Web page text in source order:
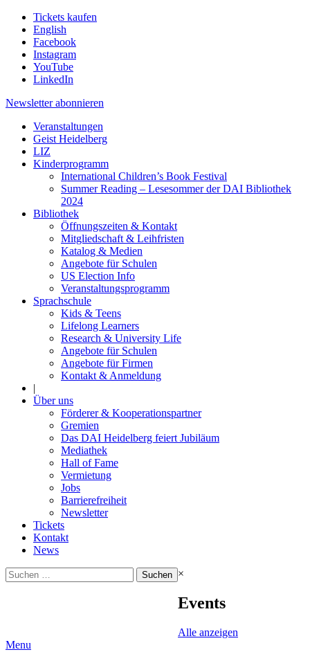
Tickets kaufen
English
Facebook
Instagram
YouTube
LinkedIn
Newsletter abonnieren
Veranstaltungen
Geist Heidelberg
LIZ
Kinderprogramm
International Children’s Book Festival
Summer Reading – Lesesommer der DAI Bibliothek
2024
Bibliothek
Öffnungszeiten & Kontakt
Mitgliedschaft & Leihfristen
Katalog & Medien
Angebote für Schulen
US Election Info
Veranstaltungsprogramm
Sprachschule
Kids & Teens
Lifelong Learners
Research & University Life
Angebote für Schulen
Angebote für Firmen
Kontakt & Anmeldung
|
Über uns
Förderer & Kooperationspartner
Gremien
Das DAI Heidelberg feiert Jubiläum
Mediathek
Hall of Fame
Vermietung
Jobs
Barrierefreiheit
Newsletter
Tickets
Kontakt
News
Suchen
nach:
×
Events
Alle anzeigen
Menu